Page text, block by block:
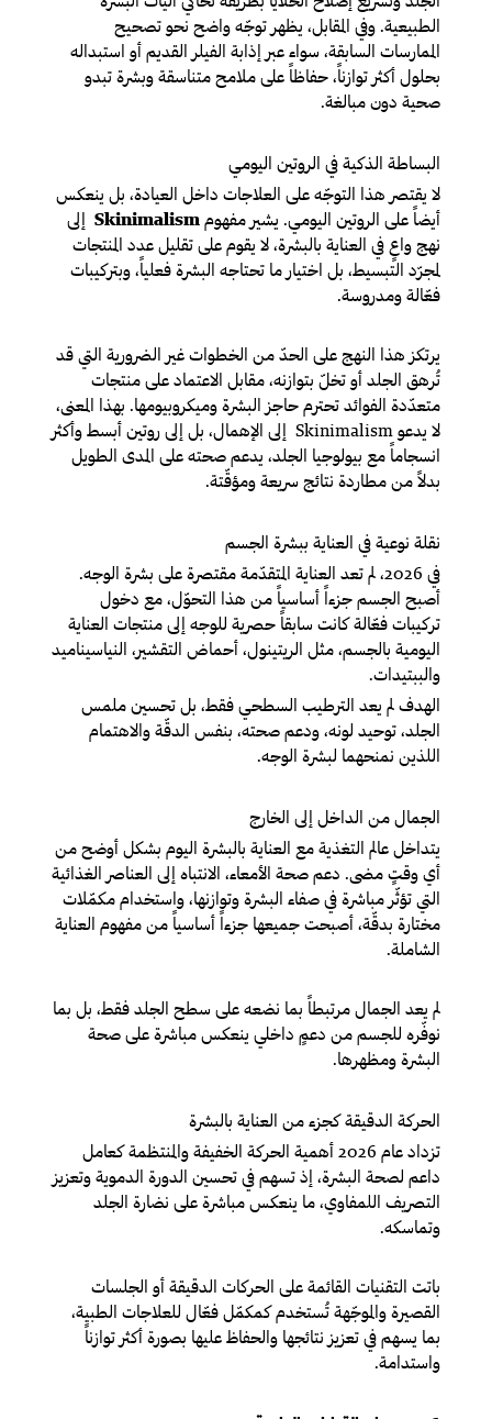
الطبيعية. وفي المقابل، يظهر توجّه واضح نحو تصحيح
الممارسات السابقة، سواء عبر إذابة الفيلر القديم أو استبداله
بحلول أكثر توازناً، حفاظاً على ملامح متناسقة وبشرة تبدو
صحية دون مبالغة.
البساطة الذكية في الروتين اليومي
لا يقتصر هذا التوجّه على العلاجات داخل العيادة، بل ينعكس
أيضاً على الروتين اليومي. يشير مفهومSkinimalism إلى
نهج واعٍ في العناية بالبشرة، لا يقوم على تقليل عدد المنتجات
لمجرّد التبسيط، بل اختيار ما تحتاجه البشرة فعلياً، وبتركيبات
فعّالة ومدروسة.
يرتكز هذا النهج على الحدّ من الخطوات غير الضرورية التي قد
تُرهق الجلد أو تخلّ بتوازنه، مقابل الاعتماد على منتجات
متعدّدة الفوائد تحترم حاجز البشرة وميكروبيومها. بهذا المعنى،
لا يدعو Skinimalism إلى الإهمال، بل إلى روتين أبسط وأكثر
انسجاماً مع بيولوجيا الجلد، يدعم صحته على المدى الطويل
بدلاً من مطاردة نتائج سريعة ومؤقّتة.
نقلة نوعية في العناية ببشرة الجسم
في 2026، لم تعد العناية المتقدّمة مقتصرة على بشرة الوجه.
أصبح الجسم جزءاً أساسياً من هذا التحوّل، مع دخول
تركيبات فعّالة كانت سابقاً حصرية للوجه إلى منتجات العناية
اليومية بالجسم، مثل الريتينول، أحماض التقشير، النياسيناميد
والببتيدات.
الهدف لم يعد الترطيب السطحي فقط، بل تحسين ملمس
الجلد، توحيد لونه، ودعم صحته، بنفس الدقّة والاهتمام
اللذين نمنحهما لبشرة الوجه.
الجمال من الداخل إلى الخارج
يتداخل عالم التغذية مع العناية بالبشرة اليوم بشكل أوضح من
أي وقتٍ مضى. دعم صحة الأمعاء، الانتباه إلى العناصر الغذائية
التي تؤثّر مباشرة في صفاء البشرة وتوازنها، واستخدام مكمّلات
مختارة بدقّة، أصبحت جميعها جزءاً أساسياً من مفهوم العناية
الشاملة.
لم يعد الجمال مرتبطاً بما نضعه على سطح الجلد فقط، بل بما
نوفّره للجسم من دعمٍ داخلي ينعكس مباشرة على صحة
البشرة ومظهرها.
الحركة الدقيقة كجزء من العناية بالبشرة
تزداد عام 2026 أهمية الحركة الخفيفة والمنتظمة كعامل
داعم لصحة البشرة، إذ تسهم في تحسين الدورة الدموية وتعزيز
التصريف اللمفاوي، ما ينعكس مباشرة على نضارة الجلد
وتماسكه.
باتت التقنيات القائمة على الحركات الدقيقة أو الجلسات
القصيرة والموجّهة تُستخدم كمكمّل فعّال للعلاجات الطبية،
بما يسهم في تعزيز نتائجها والحفاظ عليها بصورة أكثر توازناً
واستدامة.